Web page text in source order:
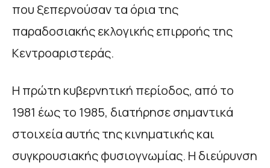
που ξεπερνούσαν τα όρια της
παραδοσιακής εκλογικής επιρροής της
Κεντροαριστεράς.
Η πρώτη κυβερνητική περίοδος, από το
1981 έως το 1985, διατήρησε σημαντικά
στοιχεία αυτής της κινηματικής και
συγκρουσιακής φυσιογνωμίας. Η διεύρυνση